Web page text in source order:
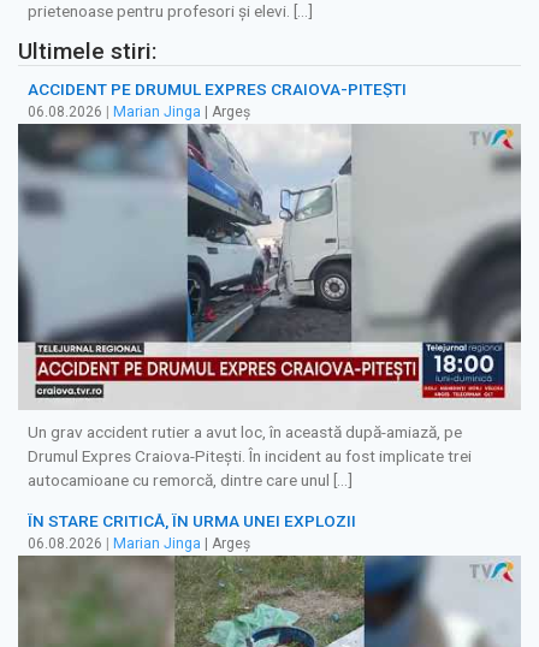
prietenoase pentru profesori și elevi. […]
Ultimele stiri:
ACCIDENT PE DRUMUL EXPRES CRAIOVA-PITEȘTI
06.08.2026 Marian Jinga | Argeș
Un grav accident rutier a avut loc, în această după-amiază, pe
Drumul Expres Craiova-Pitești. În incident au fost implicate trei
autocamioane cu remorcă, dintre care unul […]
ÎN STARE CRITICĂ, ÎN URMA UNEI EXPLOZII
06.08.2026 Marian Jinga | Argeș